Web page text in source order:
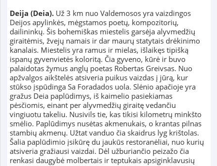
Deija (Deia).Už 3 km nuo Valdemosos yra vaizdingos
Deijos apylinkės, mėgstamos poetų, kompozitorių,
dailininkų. Šis bohemiškas miestelis garsėja alyvmedžių
giraitėmis, žvejų namais ir dar maurų statytais drėkinimo
kanalais. Miestelis yra ramus ir mielas, išlaikęs tipišką
ispanų gyvenvietės koloritą. Čia gyveno, kūrė ir buvo
palaidotas žymus anglų poetas Robertas Greivsas. Nuo
apžvalgos aikštelės atsiveria puikus vaizdas į jūrą, kur
stūkso įspūdinga Sa Foradados uola. Slėnio apačioje yra
gražus Deia paplūdimys, iš kaimelio pasiekiamas
pėsčiomis, einant per alyvmedžių giraitę vedančiu
vingiuotu takeliu. Nusivils tie, kas tikisi kilometrų minkšto
smėlio. Paplūdimys nusėtas akmenukais, o krantas pilnas
stambių akmenų. Užtat vanduo čia skaidrus lyg krištolas.
Šalia paplūdimio įsikūrę du jaukūs restoranėliai, nuo kurių
atsiveria gražiausi vaizdai. Dėl užburiančio peizažo čia
renkasi daugybė molbertais ir teptukais apsiginklavusių